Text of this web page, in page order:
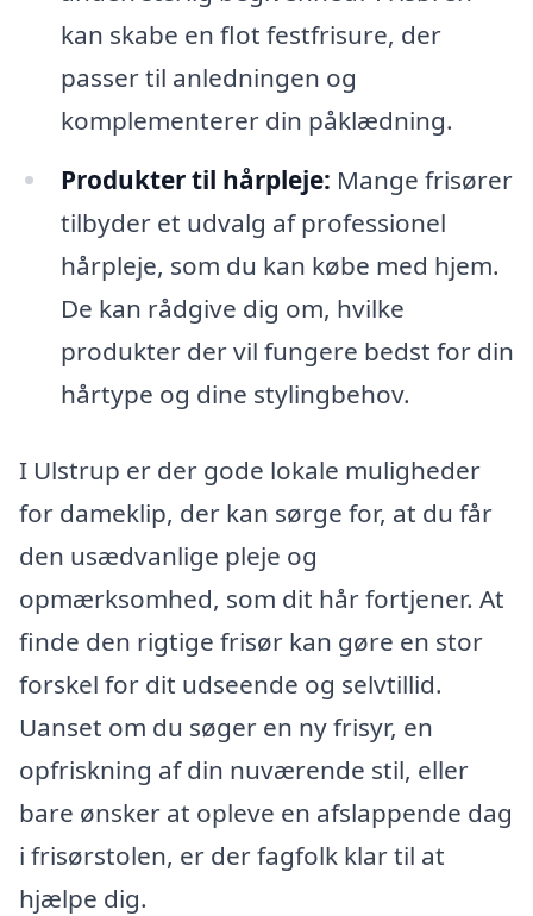
kan skabe en flot festfrisure, der
passer til anledningen og
komplementerer din påklædning.
Produkter til hårpleje: Mange frisører
tilbyder et udvalg af professionel
hårpleje, som du kan købe med hjem.
De kan rådgive dig om, hvilke
produkter der vil fungere bedst for din
hårtype og dine stylingbehov.
I Ulstrup er der gode lokale muligheder
for dameklip, der kan sørge for, at du får
den usædvanlige pleje og
opmærksomhed, som dit hår fortjener. At
finde den rigtige frisør kan gøre en stor
forskel for dit udseende og selvtillid.
Uanset om du søger en ny frisyr, en
opfriskning af din nuværende stil, eller
bare ønsker at opleve en afslappende dag
i frisørstolen, er der fagfolk klar til at
hjælpe dig.